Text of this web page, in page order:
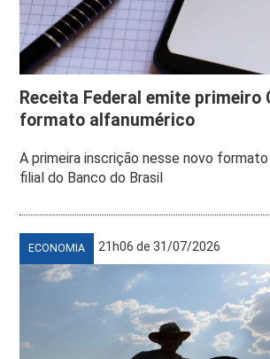
Receita Federal emite primeiro
formato alfanumérico
A primeira inscrição nesse novo
filial do Banco do Brasil
ECONOMIA 21h06 de 31/07/2026